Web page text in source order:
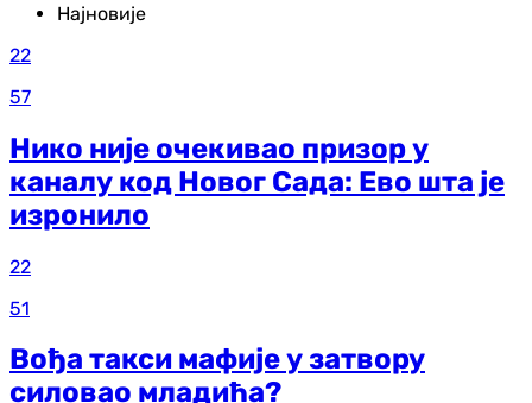
Најновије
22
57
Нико није очекивао призор у
каналу код Новог Сада: Ево шта је
изронило
22
51
Вођа такси мафије у затвору
силовао младића?